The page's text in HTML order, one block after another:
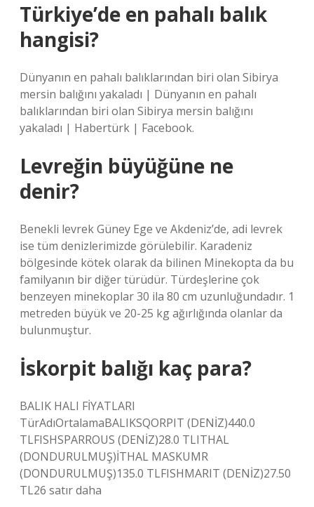
Türkiye’de en pahalı balık
hangisi?
Dünyanın en pahalı balıklarından biri olan Sibirya
mersin balığını yakaladı | Dünyanın en pahalı
balıklarından biri olan Sibirya mersin balığını
yakaladı | Habertürk | Facebook.
Levreğin büyüğüne ne
denir?
Benekli levrek Güney Ege ve Akdeniz’de, adi levrek
ise tüm denizlerimizde görülebilir. Karadeniz
bölgesinde kötek olarak da bilinen Minekopta da bu
familyanın bir diğer türüdür. Türdeşlerine çok
benzeyen minekoplar 30 ila 80 cm uzunluğundadır. 1
metreden büyük ve 20-25 kg ağırlığında olanlar da
bulunmuştur.
İskorpit balığı kaç para?
BALIK HALI FİYATLARI
TürAdıOrtalamaBALIKSQORPIT (DENİZ)440.0
TLFISHSPARROUS (DENİZ)28.0 TLITHAL
(DONDURULMUŞ)İTHAL MASKUMR
(DONDURULMUŞ)135.0 TLFISHMARIT (DENİZ)27.50
TL26 satır daha